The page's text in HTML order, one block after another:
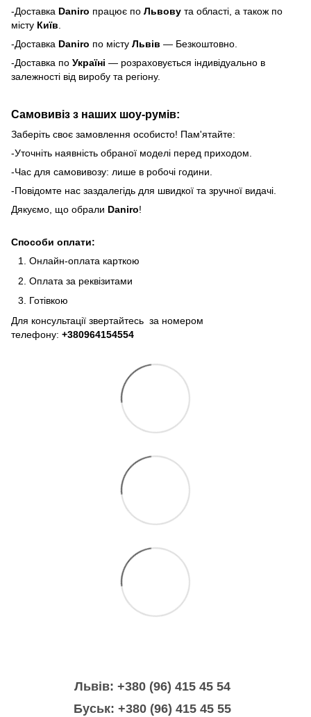
-Доставка Daniro працює по Львову та області, а також по
місту Київ.
-Доставка Daniro по місту Львів — Безкоштовно.
-Доставка по Україні — розраховується індивідуально в
залежності від виробу та регіону.
Самовивіз з наших шоу-румів:
Заберіть своє замовлення особисто! Пам'ятайте:
-Уточніть наявність обраної моделі перед приходом.
-Час для самовивозу: лише в робочі години.
-Повідомте нас заздалегідь для швидкої та зручної видачі.
Дякуємо, що обрали Daniro!
Способи оплати:
Онлайн-оплата карткою
Оплата за реквізитами
Готівкою
Для консультації звертайтесь за номером
телефону: +380964154554
Львів: +380 (96) 415 45 54
Буськ: +380 (96) 415 45 55